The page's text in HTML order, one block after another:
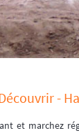
-
et marchez